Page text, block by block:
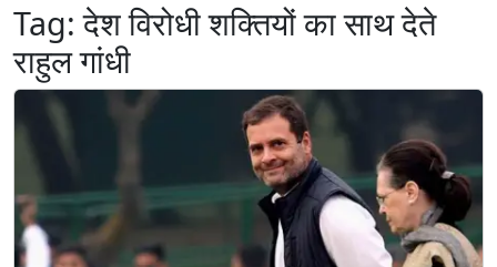
Tag:देश विरोधी शक्तियों का साथ देते
राहुल गांधी